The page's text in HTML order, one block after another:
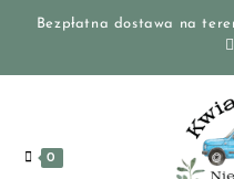
Bezpłatna dostawa na
0